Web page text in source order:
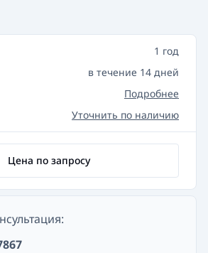
1 год
в течение 14 дней
Подробнее
Уточнить по наличию
Цена по запросу